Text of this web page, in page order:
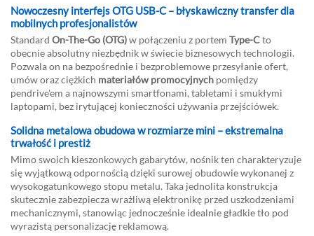
Nowoczesny interfejs OTG USB-C – błyskawiczny transfer dla
mobilnych profesjonalistów
Standard On-The-Go (OTG)w połączeniu z portem Type-Cto
obecnie absolutny niezbędnik w świecie biznesowych technologii.
Pozwala on na bezpośrednie i bezproblemowe przesyłanie ofert,
umów oraz ciężkich materiałów promocyjnych pomiędzy
pendrive'em a najnowszymi smartfonami, tabletami i smukłymi
laptopami, bez irytującej konieczności używania przejściówek.
Solidna metalowa obudowa w rozmiarze mini – ekstremalna
trwałość i prestiż
Mimo swoich kieszonkowych gabarytów, nośnik ten charakteryzuje
się wyjątkową odpornością dzięki surowej obudowie wykonanej z
wysokogatunkowego stopu metalu. Taka jednolita konstrukcja
skutecznie zabezpiecza wrażliwą elektronikę przed uszkodzeniami
mechanicznymi, stanowiąc jednocześnie idealnie gładkie tło pod
wyrazistą personalizację reklamową.